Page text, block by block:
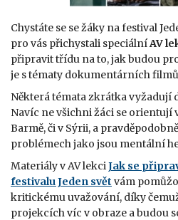
Chystáte se se žáky na festival
pro vás přichystali speciálníAV
připravit třídu na to, jak budou
je s tématy dokumentárních
Některá témata zkrátka vyžadují
Navíc ne všichni žáci se orientují
Barmě, či v Sýrii, a
problémech jako jsou mentální
Materiály v AV lekciJak se
festivalu Jeden svět vám
kritickému uvažování, díky
projekcích víc v obraze a budou